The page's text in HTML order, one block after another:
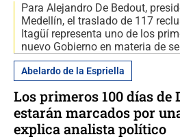
Para Alejandro De Bedout,
Medellín, el traslado de 117
Itagüí representa uno de los
nuevo Gobierno en materia de
Abelardo de la Espriella
Los primeros 100 días de
estarán marcados por
explica analista político